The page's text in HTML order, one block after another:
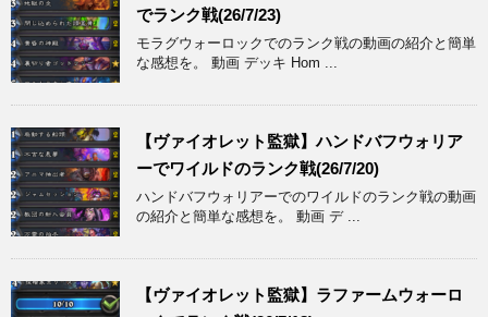
でランク戦(26/7/23)
モラグウォーロックでのランク戦の動画の紹介と簡単
な感想を。 動画 デッキ Hom ...
【ヴァイオレット監獄】ハンドバフウォリア
ーでワイルドのランク戦(26/7/20)
ハンドバフウォリアーでのワイルドのランク戦の動画
の紹介と簡単な感想を。 動画 デ ...
【ヴァイオレット監獄】ラファームウォーロ